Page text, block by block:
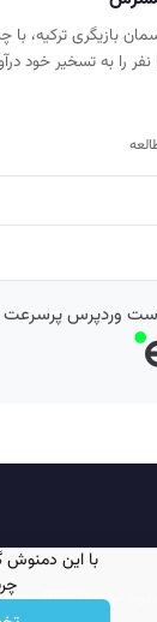
با این دمنوش
بازیگری ترکیه، با
نفر را به تسخیر خود
وردپرس پرسرعت
است © 2026 مجله